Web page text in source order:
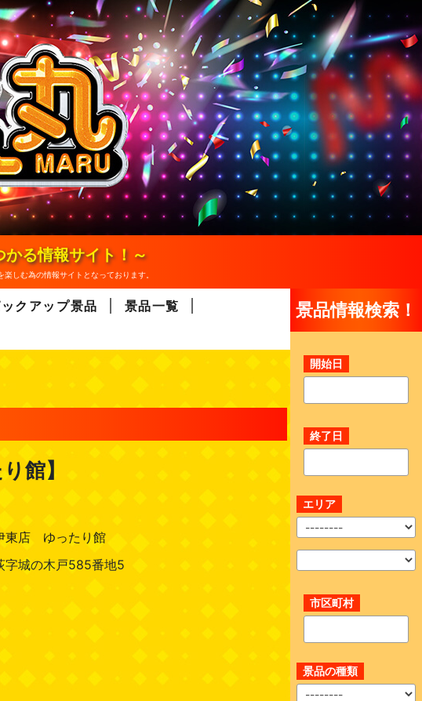
かる情報サイト！～
しむ為の情報サイトとなっております。
ックアップ景品
景品一覧
館】
東店 ゆったり館
字城の木戸585番地5
景品情報検索！
開始日
終了日
エリア
市区町村
景品の種類